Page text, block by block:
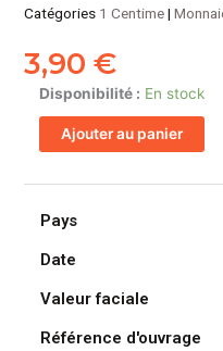
Catégories 1 Centime|
3,90€
Disponibilité : En stock
quantité
de
FRANCE,
de
Daniel
1904
Ajouter au panier
Pays
Date
Valeur faciale
Référence d'ouvrage